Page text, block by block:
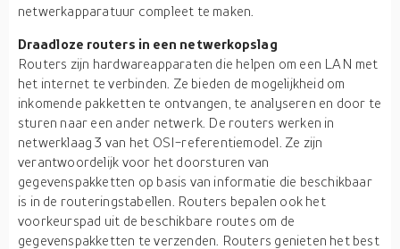
netwerkapparatuur compleet te maken.
Draadloze routers in een netwerkopslag
Routers zijn hardwareapparaten die helpen om een LAN met
het internet te verbinden. Ze bieden de mogelijkheid om
inkomende pakketten te ontvangen, te analyseren en door te
sturen naar een ander netwerk. De routers werken in
netwerklaag 3 van het OSI-referentiemodel. Ze zijn
verantwoordelijk voor het doorsturen van
gegevenspakketten op basis van informatie die beschikbaar
is in de routeringstabellen. Routers bepalen ook het
voorkeurspad uit de beschikbare routes om de
gegevenspakketten te verzenden. Routers genieten het best